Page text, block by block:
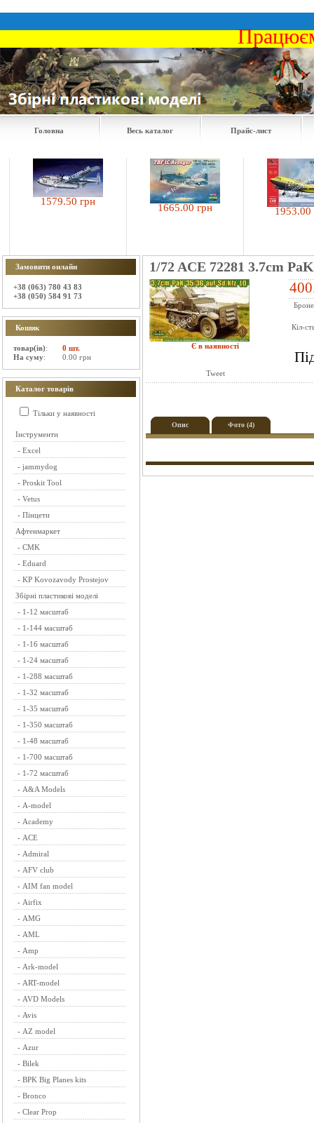
Головна Весь каталог Прайс-лист
1579.50 грн
1665.00 грн 1953.00 грн
Замовити онлайн
+38 (063) 780 43 83
+38 (050) 584 91 73
Кошик
товар(ів):
0 шт.
На суму: 0.00 грн
Каталог товарів
Тільки у наявності
Інструменти
- Excel
- jammydog
- Proskit Tool
- Vetus
- Пінцети
Афтенмаркет
- CMK
- Eduard
- KP Kovozavody Prostejov
Збірні пластикові моделі
- 1-12 масштаб
- 1-144 масштаб
- 1-16 масштаб
- 1-24 масштаб
- 1-288 масштаб
- 1-32 масштаб
- 1-35 масштаб
- 1-350 масштаб
- 1-48 масштаб
- 1-700 масштаб
- 1-72 масштаб
- A&A Models
- A-model
- Academy
- ACE
- Admiral
- AFV club
- AIM fan model
- Airfix
- AMG
- AML
- Amp
- Ark-model
- ART-model
- AVD Models
- Avis
- AZ model
- Azur
- Bilek
- BPK Big Planes kits
- Bronco
- Clear Prop
1/72 ACE 72281 3.7cm
Є в наявності
Tweet
Кіл-
Опис Фото (4)